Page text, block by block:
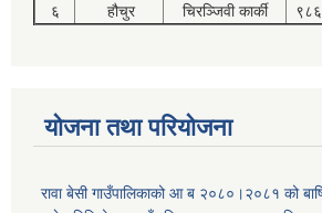
६
हौचुर चिरञ्जिवी कार्की
योजना तथा परियोजना
रावा बेसी गाउँपालिकाको आ ब २०८०।२०८१ को